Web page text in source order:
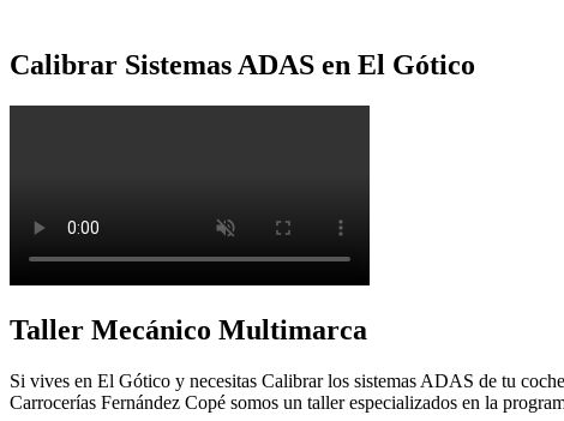
Calibrar Sistemas ADAS en El Gótico
Taller Mecánico Multimarca
Si vives en El Gótico y necesitas Calibrar los sistemas ADAS de tu
Carrocerías Fernández Copé somos un taller especializados en la